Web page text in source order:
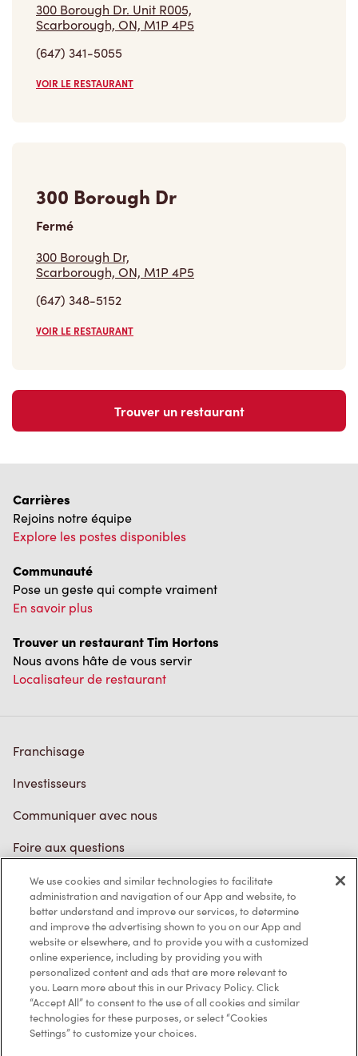
300 Borough Dr. Unit R005,
Scarborough, ON, M1P 4P5
(647) 341-5055
VOIR LE RESTAURANT
300 Borough Dr
Fermé
300 Borough Dr,
Scarborough, ON, M1P 4P5
(647) 348-5152
VOIR LE RESTAURANT
Trouver un restaurant
Carrières
Rejoins notre équipe
Explore les postes disponibles
Communauté
Pose un geste qui compte vraiment
En savoir plus
Trouver un restaurant Tim Hortons
Nous avons hâte de vous servir
Localisateur de restaurant
Franchisage
Investisseurs
Communiquer avec nous
Foire aux questions
Politique de confidentialité
Conditions de service
Marques de commerce
Accessibilité
Diagnostic
We use cookies and similar technologies to facilitate
administration and navigation of our App and website, to
better understand and improve our services, to determine
and improve the advertising shown to you on our App and
website or elsewhere, and to provide you with a customized
online experience, including by providing you with
personalized content and ads that are more relevant to
you. Learn more about this in our Privacy Policy. Click
“Accept All” to consent to the use of all cookies and similar
technologies for these purposes, or select “Cookies
Settings” to customize your choices.